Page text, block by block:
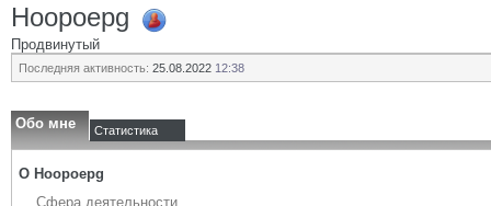
Hoopoepg
Продвинутый
Последняя активность: 25.08.2022 12:38
Обо мне Статистика
О Hoopoepg
Сфера деятельности